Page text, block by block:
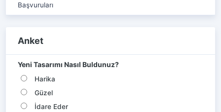
Başvuruları
Anket
Yeni Tasarımı Nasıl Buldunuz?
Harika
Güzel
İdare Eder